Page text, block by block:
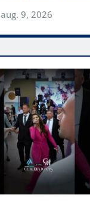
aug. 9, 2026